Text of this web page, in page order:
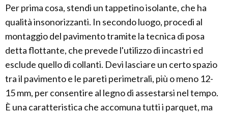
Per prima cosa, stendi un tappetino isolante, che ha
qualità insonorizzanti. In secondo luogo, procedi al
montaggio del pavimento tramite la tecnica di posa
detta flottante, che prevede l'utilizzo di incastri ed
esclude quello di collanti. Devi lasciare un certo spazio
tra il pavimento e le pareti perimetrali, più o meno 12-
15 mm, per consentire al legno di assestarsi nel tempo.
È una caratteristica che accomuna tutti i parquet, ma